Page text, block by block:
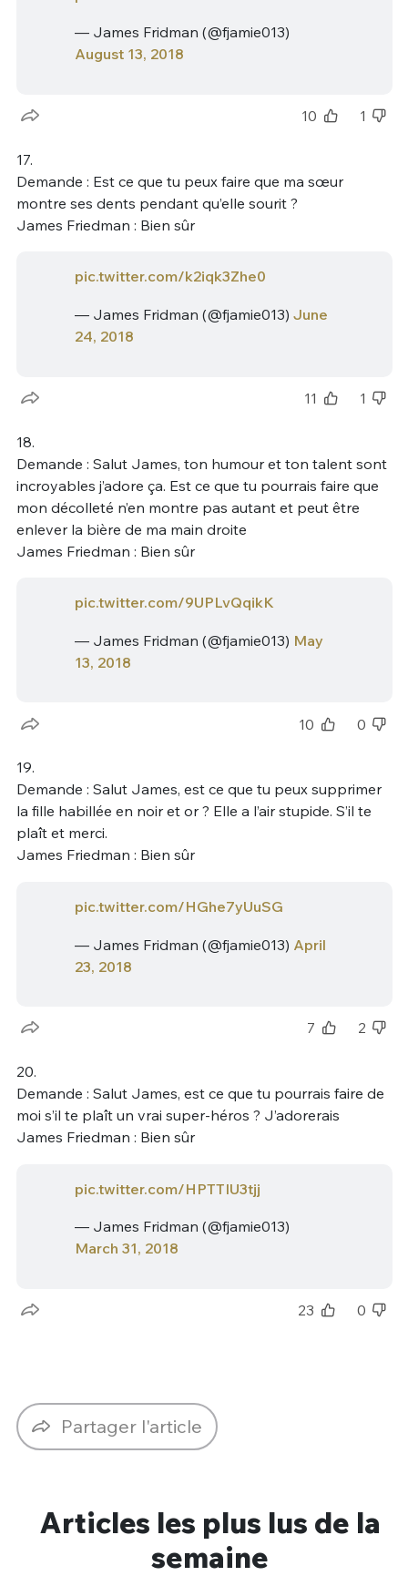
— James Fridman (@fjamie013)
August 13, 2018
10 1
17.
Demande : Est ce que tu peux faire que ma sœur
montre ses dents pendant qu’elle sourit ?
James Friedman : Bien sûr
pic.twitter.com/k2iqk3Zhe0
— James Fridman (@fjamie013) June
24, 2018
11 1
18.
Demande : Salut James, ton humour et ton talent sont
incroyables j’adore ça. Est ce que tu pourrais faire que
mon décolleté n’en montre pas autant et peut être
enlever la bière de ma main droite
James Friedman : Bien sûr
pic.twitter.com/9UPLvQqikK
— James Fridman (@fjamie013) May
13, 2018
10 0
19.
Demande : Salut James, est ce que tu peux supprimer
la fille habillée en noir et or ? Elle a l’air stupide. S’il te
plaît et merci.
James Friedman : Bien sûr
pic.twitter.com/HGhe7yUuSG
— James Fridman (@fjamie013) April
23, 2018
7 2
20.
Demande : Salut James, est ce que tu pourrais faire de
moi s’il te plaît un vrai super-héros ? J’adorerais
James Friedman : Bien sûr
pic.twitter.com/HPTTIU3tjj
— James Fridman (@fjamie013)
March 31, 2018
23 0
Partager l'article
Articles les plus lus de la
semaine